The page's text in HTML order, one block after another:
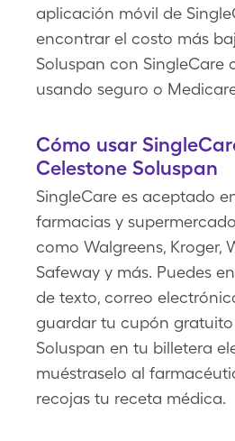
aplicación móvil de
encontrar el costo más
Soluspan con SingleCare
usando seguro o
Cómo usar
Celestone Soluspan
SingleCare es aceptado
farmacias y
como Walgreens, Kroger,
Safeway y más. Puedes
de texto, correo
guardar tu cupón
Soluspan en tu billetera
muéstraselo al
recojas tu receta médica.